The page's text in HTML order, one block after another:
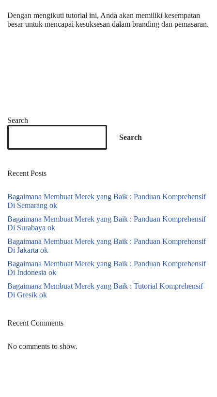
Dengan mengikuti tutorial ini, Anda akan memiliki kesempatan
besar untuk mencapai kesuksesan dalam branding dan pemasaran.
Search
Search
Recent Posts
Bagaimana Membuat Merek yang Baik : Panduan Komprehensif
Di Semarang ok
Bagaimana Membuat Merek yang Baik : Panduan Komprehensif
Di Surabaya ok
Bagaimana Membuat Merek yang Baik : Panduan Komprehensif
Di Jakarta ok
Bagaimana Membuat Merek yang Baik : Panduan Komprehensif
Di Indonesia ok
Bagaimana Membuat Merek yang Baik : Tutorial Komprehensif
Di Gresik ok
Recent Comments
No comments to show.